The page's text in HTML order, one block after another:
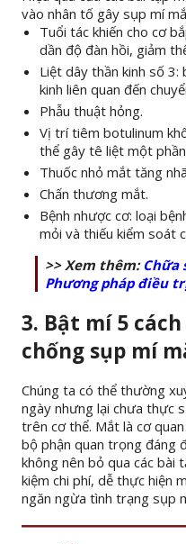
vào nhân tố gây sụp mí
Tuổi tác khiến cho cơ
dần độ đàn hồi, giảm
Liệt dây thần kinh số
kinh liên quan đến
Phẫu thuật hỏng.
Vị trí tiêm botulinum
thể gây tê liệt một
Thuốc nhỏ mắt tăng
Chấn thương mắt.
Bệnh nhược cơ: loại
mỏi và thiếu kiểm soát
>> Xem thêm: Chữa
Phương pháp điều
3. Bật mí 5
chống sụp mí
Chúng ta có thể thường
ngày nhưng lại chưa thực
trên cơ thể. Mắt là cơ
bộ phận quan trọng đáng
không nên bỏ qua các bài
kiệm chi phí, dễ thực hiện
ngăn ngừa tình trạng sụp